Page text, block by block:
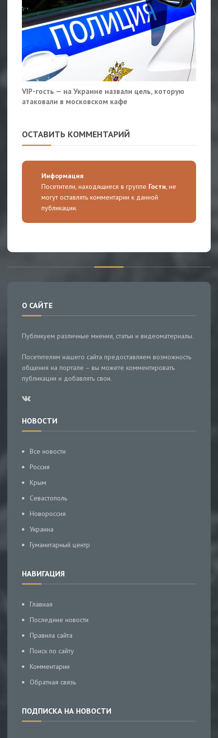
VIP-гость — на Украине назвали цель, которую
атаковали в московском кафе
ОСТАВИТЬ КОММЕНТАРИЙ
Информация
Посетители, находящиеся в группе Гости, не
могут оставлять комментарии к данной
публикации.
О САЙТЕ
Публикуем различные мнения, статьи и видеоматериалы.
Посетителям нашего сайта предоставляем возможность
общения на портале – вы можете комментировать
публикации и добавлять свои.
НОВОСТИ
Все новости
Россия
Крым
Севастополь
Новороссия
Украина
Гуманитарный центр
НАВИГАЦИЯ
Главная
Последние новости
Правила сайта
Поиск по сайту
Комментарии
Обратная связь
ПОДПИСКА НА НОВОСТИ